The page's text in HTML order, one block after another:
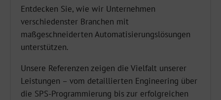
Entdecken Sie, wie wir Unternehmen
verschiedenster Branchen mit
maßgeschneiderten Automatisierungslösungen
unterstützen.
Unsere Referenzen zeigen die Vielfalt unserer
Leistungen – vom detaillierten Engineering über
die SPS-Programmierung bis zur erfolgreichen